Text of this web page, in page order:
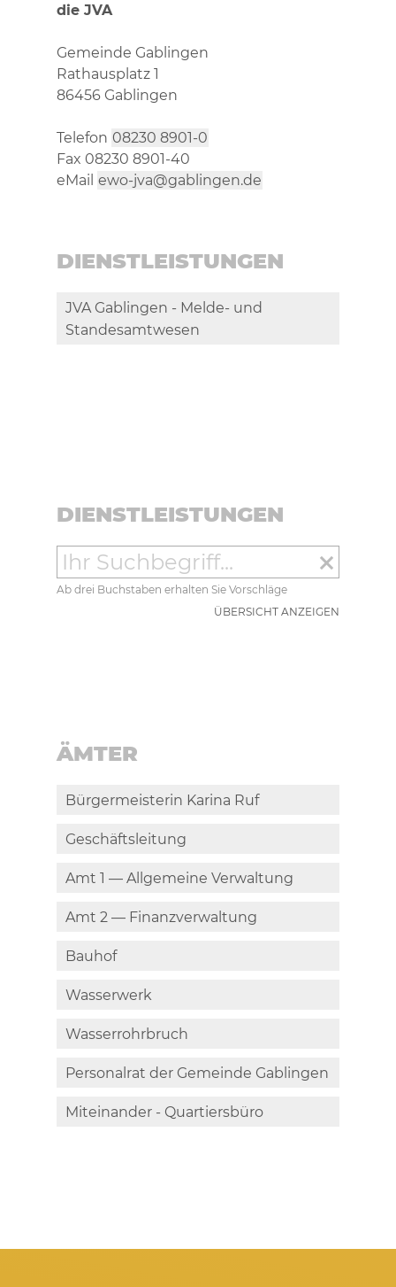
die JVA
Gemeinde Gablingen
Rathausplatz 1
86456 Gablingen
Telefon 08230 8901-0
Fax 08230 8901-40
eMail ewo-jva@gablingen.de
DIENSTLEISTUNGEN
JVA Gablingen - Melde- und
Standesamtwesen
DIENSTLEISTUNGEN
clear
Ab drei Buchstaben erhalten Sie Vorschläge
ÜBERSICHT ANZEIGEN
ÄMTER
Bürgermeisterin Karina Ruf
Geschäftsleitung
Amt 1 — Allgemeine Verwaltung
Amt 2 — Finanzverwaltung
Bauhof
Wasserwerk
Wasserrohrbruch
Personalrat der Gemeinde Gablingen
Miteinander - Quartiersbüro